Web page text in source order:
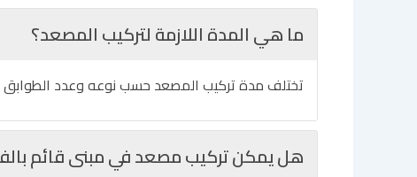
ما هي المدة اللازمة لتركيب المصعد؟
تختلف مدة تركيب المصعد حسب نوعه وعدد الطوابق
هل يمكن تركيب مصعد في مبنى قائم